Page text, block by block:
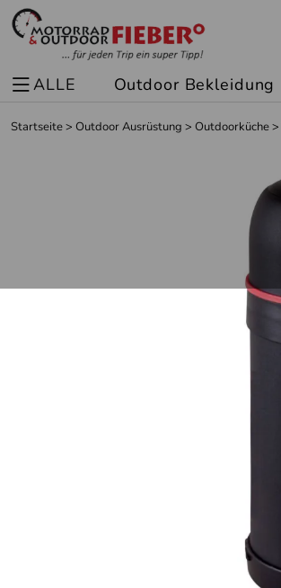
ALLE Outdoor Bekleidung
Startseite> Outdoor Ausrüstung > Outdoorküche>